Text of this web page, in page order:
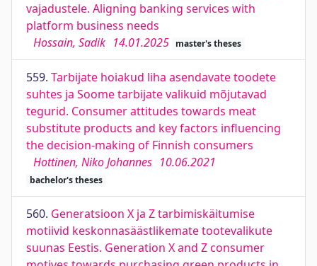
vajadustele. Aligning banking services with
platform business needs
Hossain, Sadik 14.01.2025 master's theses
559. Tarbijate hoiakud liha asendavate toodete
suhtes ja Soome tarbijate valikuid mõjutavad
tegurid. Consumer attitudes towards meat
substitute products and key factors influencing
the decision-making of Finnish consumers
Hottinen, Niko Johannes 10.06.2021
bachelor's theses
560. Generatsioon X ja Z tarbimiskäitumise
motiivid keskonnasäästlikemate tootevalikute
suunas Eestis. Generation X and Z consumer